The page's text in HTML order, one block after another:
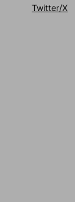
Twitter/X